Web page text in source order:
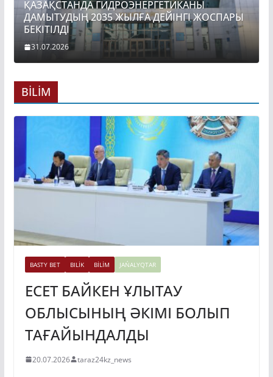
ҚАЗАҚСТАНДА ГИДРОЭНЕРГЕТИКАНЫ
ДАМЫТУДЫҢ 2035 ЖЫЛҒА ДЕЙІНГІ ЖОСПАРЫ
БЕКІТІЛДІ
31.07.2026
BİLİM
BASTY BET BILİK BİLİM JAŃALYQTAR
ЕСЕТ БАЙКЕН ҰЛЫТАУ
ОБЛЫСЫНЫҢ ӘКІМІ БОЛЫП
ТАҒАЙЫНДАЛДЫ
20.07.2026 taraz24kz_news